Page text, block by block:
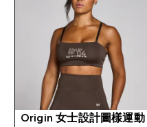
Origin 女士設計圖樣運動